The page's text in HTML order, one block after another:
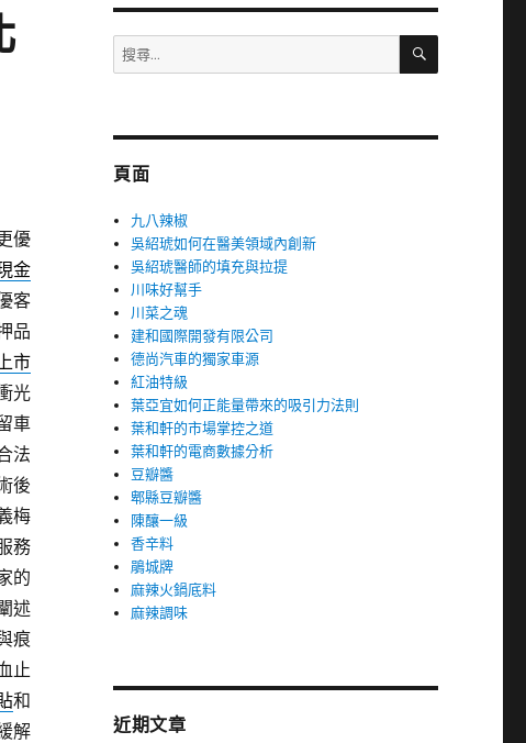
優
金
客
品
市
光
車
法
後
梅
務
的
述
痕
止
和
解
搜
尋
字:
搜
頁面
九八辣椒
吳紹琥如何在醫美領域內創新
吳紹琥醫師的填充與拉提
川味好幫手
川菜之魂
建和國際開發有限公司
德尚汽車的獨家車源
紅油特級
葉亞宜如何正能量帶來的吸引力法則
葉和軒的市場掌控之道
葉和軒的電商數據分析
豆瓣醬
郫縣豆瓣醬
陳釀一級
香辛料
鵑城牌
麻辣火鍋底料
麻辣調味
近期文章